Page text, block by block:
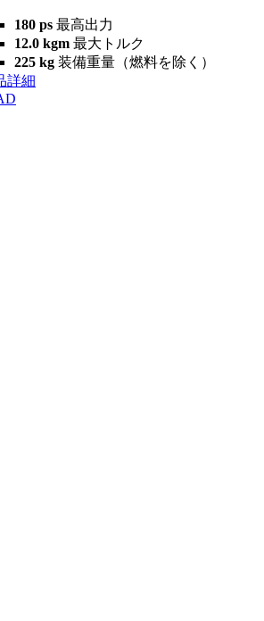
180 ps 最高出力
12.0 kgm 最大トルク
225 kg 装備重量（燃料を除く）
詳細